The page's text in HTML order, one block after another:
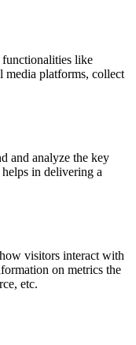
like
media platforms, collect
and analyze the key
in delivering a
visitors interact with
on metrics the
etc.